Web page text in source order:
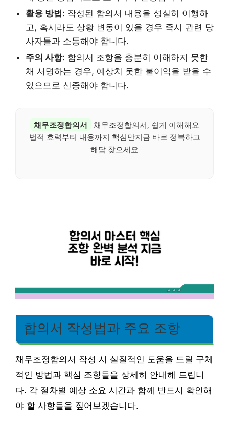
활용 방법: 작성된 합의서 내용을 성실히 이행하
고, 혹시라도 상황 변동이 있을 경우 즉시 관련 당
사자들과 소통해야 합니다.
주의 사항: 합의서 조항을 충분히 이해하지 못한
채 서명하는 경우, 예상치 못한 불이익을 받을 수
있으므로 신중해야 합니다.
채무조정합의서
채무조정합의서, 쉽게 이해해요
법적 효력부터 내용까지 핵심만지금 바로 정복하고
해답 찾으세요
합의서 작성법과 주요 조항
채무조정합의서 작성 시 실질적인 도움을 드릴 구체
적인 방법과 핵심 조항들을 상세히 안내해 드립니
다. 각 절차별 예상 소요 시간과 함께 반드시 확인해
야 할 사항들을 짚어보겠습니다.